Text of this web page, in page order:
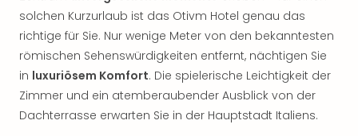
solchen Kurzurlaub ist das Otivm Hotel genau das
richtige für Sie. Nur wenige Meter von den bekanntesten
römischen Sehenswürdigkeiten entfernt, nächtigen Sie
in luxuriösem Komfort. Die spielerische Leichtigkeit der
Zimmer und ein atemberaubender Ausblick von der
Dachterrasse erwarten Sie in der Hauptstadt Italiens.